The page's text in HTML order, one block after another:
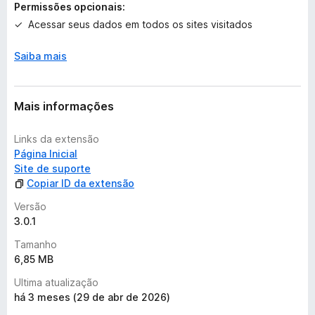
ly-Asked-Questions
https://git.synz.io/Synzvato/decentraleyes/wikis/Simple-
>
d-Networks
>
https://git.synz.io/Synzvato/decentraleyes/wikis/Bundled-
Resources
Suporte Pessoal
Sua questão não está listada acima ou você tem outra razão
para entrar em contato comigo pessoalmente? Você sempre
Relatos de bugs ou sugestões são sempre muito bem vindas
e eu respondo a cada um dos e-mails que recebo.
a
s
Permissões opcionais:
Acessar seus dados em todos os sites visitados
Saiba mais
Mais informações
Links da extensão
Página Inicial
Site de suporte
Copiar ID da extensão
Versão
3.0.1
Tamanho
6,85 MB
Ultima atualização
há 3 meses (29 de abr de 2026)